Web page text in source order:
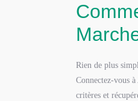
Rien de plus
Connectez-vous
critères et